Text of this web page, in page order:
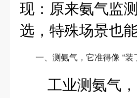
现：原来氨气监
选 ，特殊场景也
一、测氨气，它准得像 “装
工业测氨气